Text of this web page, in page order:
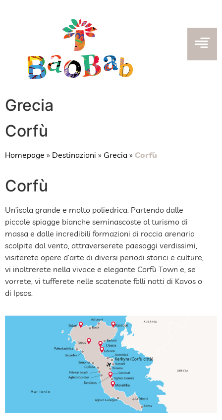
Grecia
Corfù
Homepage » Destinazioni » Grecia » Corfù
Corfù
Un’isola grande e molto poliedrica. Partendo dalle
piccole spiagge bianche seminascoste al turismo di
massa e dalle incredibili formazioni di roccia arenaria
scolpite dal vento, attraverserete paesaggi verdissimi,
visiterete opere d’arte di diversi periodi storici e culture,
vi inoltrerete nella vivace e elegante Corfù Town e, se
vorrete, vi tufferete nelle scatenate folli notti di Kavos o
di Ipsos.